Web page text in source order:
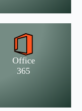
Office
365